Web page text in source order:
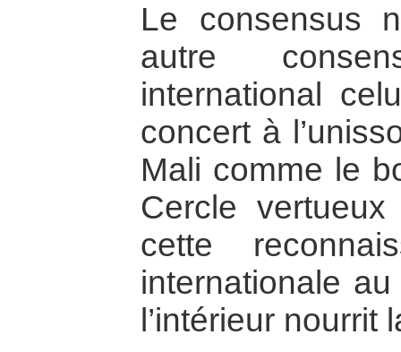
Le consensus
autre
international
concert à
Mali comme le
Cercle
cette
internationale
l’intérieur nourrit